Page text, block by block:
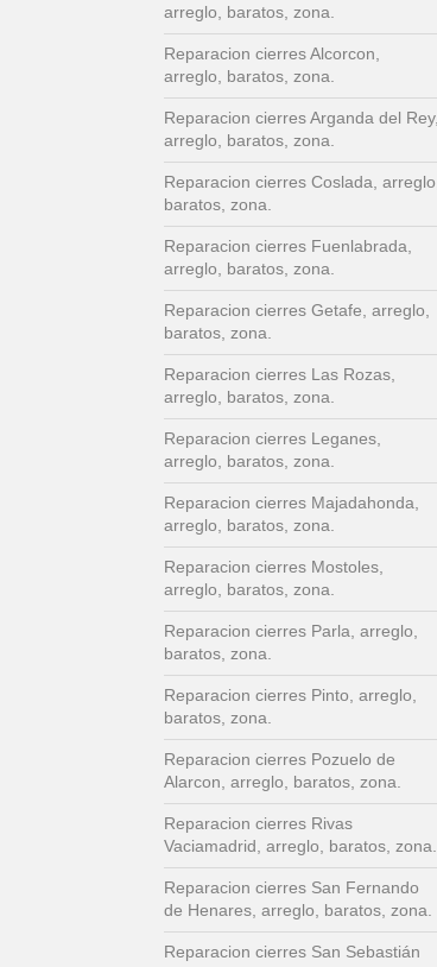
arreglo, baratos, zona.
Reparacion cierres Alcorcon,
arreglo, baratos, zona.
Reparacion cierres Arganda del Rey,
arreglo, baratos, zona.
Reparacion cierres Coslada, arreglo,
baratos, zona.
Reparacion cierres Fuenlabrada,
arreglo, baratos, zona.
Reparacion cierres Getafe, arreglo,
baratos, zona.
Reparacion cierres Las Rozas,
arreglo, baratos, zona.
Reparacion cierres Leganes,
arreglo, baratos, zona.
Reparacion cierres Majadahonda,
arreglo, baratos, zona.
Reparacion cierres Mostoles,
arreglo, baratos, zona.
Reparacion cierres Parla, arreglo,
baratos, zona.
Reparacion cierres Pinto, arreglo,
baratos, zona.
Reparacion cierres Pozuelo de
Alarcon, arreglo, baratos, zona.
Reparacion cierres Rivas
Vaciamadrid, arreglo, baratos, zona.
Reparacion cierres San Fernando
de Henares, arreglo, baratos, zona.
Reparacion cierres San Sebastián